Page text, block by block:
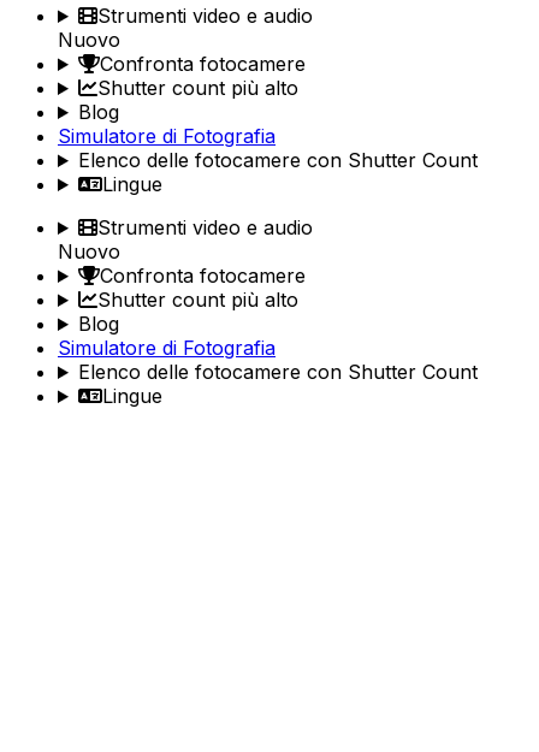
Strumenti video e audio
Nuovo
Confronta fotocamere
Shutter count più alto
Blog
Simulatore di Fotografia
Elenco delle fotocamere con Shutter Count
Lingue
Strumenti video e audio
Nuovo
Confronta fotocamere
Shutter count più alto
Blog
Simulatore di Fotografia
Elenco delle fotocamere con Shutter Count
Lingue